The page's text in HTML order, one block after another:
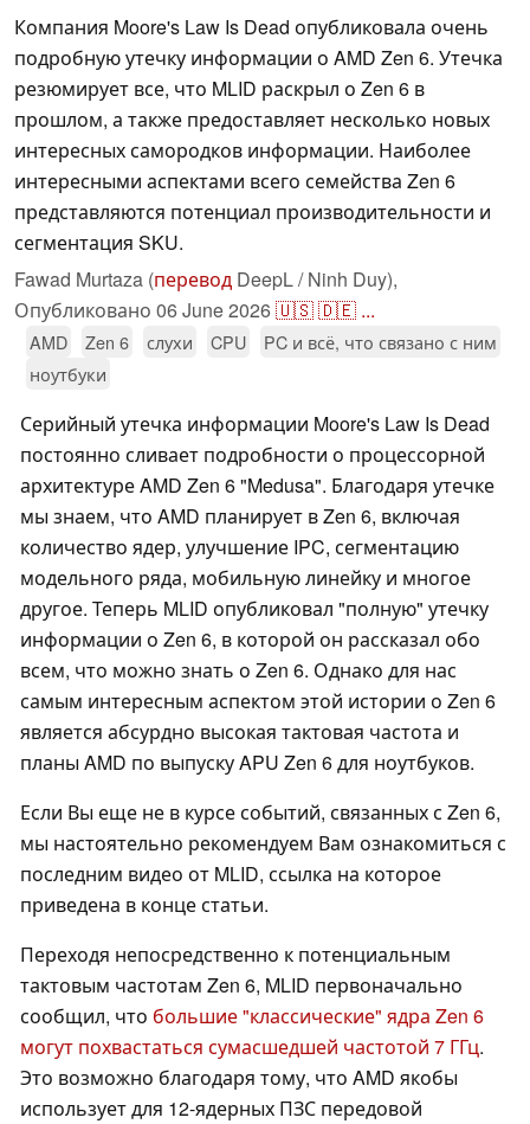
Компания Moore's Law Is Dead опубликовала очень
подробную утечку информации о AMD Zen 6. Утечка
резюмирует все, что MLID раскрыл о Zen 6 в
прошлом, а также предоставляет несколько новых
интересных самородков информации. Наиболее
интересными аспектами всего семейства Zen 6
представляются потенциал производительности и
сегментация SKU.
Fawad Murtaza (перевод DeepL / Ninh Duy),
Опубликовано 06 June 2026🇺🇸🇩🇪 ...
AMD Zen 6 слухи CPU
PC и всё, что связано с ним
ноутбуки
Серийный утечка информации Moore's Law Is Dead
постоянно сливает подробности о процессорной
архитектуре AMD Zen 6 "Medusa". Благодаря утечке
мы знаем, что AMD планирует в Zen 6, включая
количество ядер, улучшение IPC, сегментацию
модельного ряда, мобильную линейку и многое
другое. Теперь MLID опубликовал "полную" утечку
информации о Zen 6, в которой он рассказал обо
всем, что можно знать о Zen 6. Однако для нас
самым интересным аспектом этой истории о Zen 6
является абсурдно высокая тактовая частота и
планы AMD по выпуску APU Zen 6 для ноутбуков.
Если Вы еще не в курсе событий, связанных с Zen 6,
мы настоятельно рекомендуем Вам ознакомиться с
последним видео от MLID, ссылка на которое
приведена в конце статьи.
Переходя непосредственно к потенциальным
тактовым частотам Zen 6, MLID первоначально
сообщил, что большие "классические" ядра Zen 6
могут похвастаться сумасшедшей частотой 7 ГГц.
Это возможно благодаря тому, что AMD якобы
использует для 12-ядерных ПЗС передовой